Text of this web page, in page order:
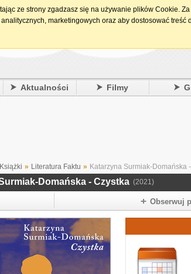
Aktualności Filmy
Książki » Literatura Faktu » Katarzyna Surmiak-Domańska
Domańska - Czystka (2021)
Obserwuj
ze strony zgadzasz się na używanie plików Cookie.
marketingowych oraz aby dostosować